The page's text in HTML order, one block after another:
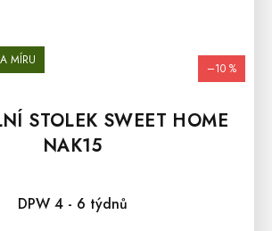
MÍRU
–10 %
STOLEK SWEET HOME
NAK15
DPW 4 - 6 týdnů